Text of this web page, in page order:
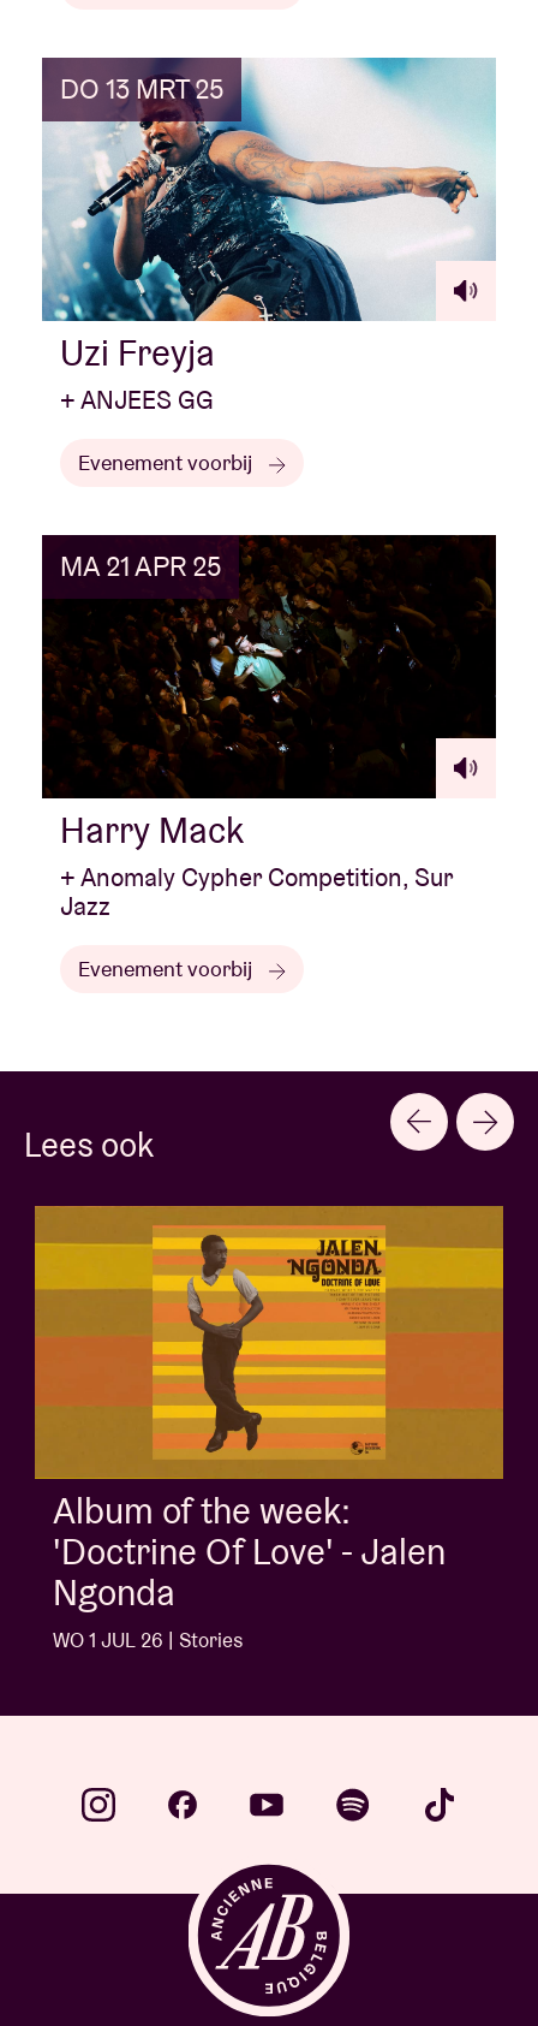
DO 13 MRT 25
Uzi Freyja
+ ANJEES GG
Evenement voorbij
MA 21 APR 25
Harry Mack
+ Anomaly Cypher Competition, Sur
Jazz
Evenement voorbij
Lees ook
Album of the week:
'Doctrine Of Love' - Jalen
Ngonda
WO 1 JUL 26 | Stories